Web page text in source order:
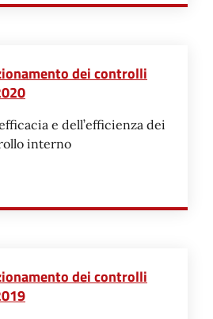
dei controlli
e dell’efficienza dei
interno
SUL FUNZIONAMENTO DEI
dei controlli